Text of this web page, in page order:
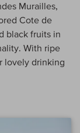
Murailles,
Cote de
black fruits in
With ripe
lovely drinking